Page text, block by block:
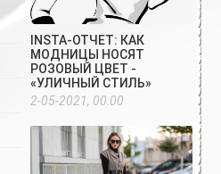
INSTA-ОТЧЕТ: КАК
МОДНИЦЫ НОСЯТ
РОЗОВЫЙ ЦВЕТ -
«УЛИЧНЫЙ СТИЛЬ»
2-05-2021, 00:00